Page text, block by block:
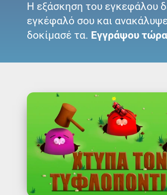
Η εξάσκηση του εγκεφάλου
εγκέφαλό σου και ανακάλυψε
δοκίμασέ τα. Εγγράψου τώρα